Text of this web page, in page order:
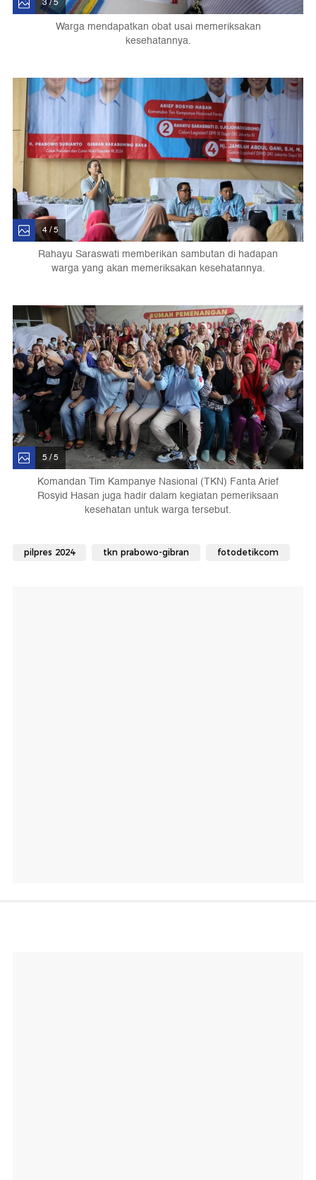
Warga mendapatkan obat usai memeriksakan
kesehatannya.
4 / 5
Rahayu Saraswati memberikan sambutan di hadapan
warga yang akan memeriksakan kesehatannya.
5 / 5
Komandan Tim Kampanye Nasional (TKN) Fanta Arief
Rosyid Hasan juga hadir dalam kegiatan pemeriksaan
kesehatan untuk warga tersebut.
pilpres 2024 tkn prabowo-gibran fotodetikcom